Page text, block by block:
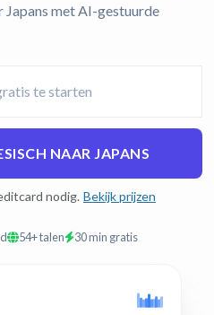
Japans met AI-gestuurde
NAAR JAPANS
nodig. Bekijk prijzen
54+ talen 30 min gratis